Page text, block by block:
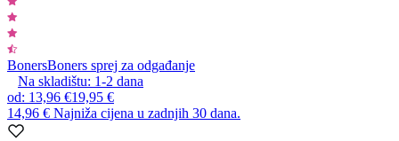
BonersBoners sprej za odgađanje
Na skladištu: 1-2 dana
od: 13,96 €19,95 €
14,96 € Najniža cijena u zadnjih 30 dana.